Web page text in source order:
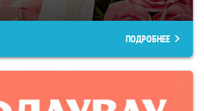
ПОДРОБНЕЕ